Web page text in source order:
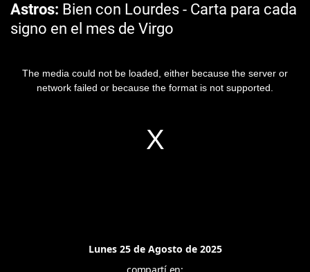
Astros Bien con Lourdes - Carta para cada
signo en el mes de Virgo
The media could not be loaded, either because the server or
network failed or because the format is not supported.
Lunes 25 de Agosto de 2025